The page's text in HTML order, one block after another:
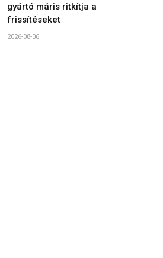
gyártó máris ritkítja a
frissítéseket
2026-08-06